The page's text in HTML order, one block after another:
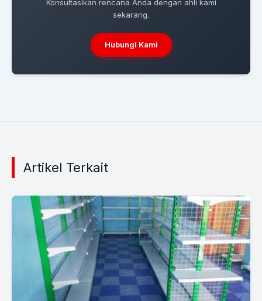
Konsultasikan rencana Anda dengan ahli kami
sekarang.
Hubungi Kami
Artikel Terkait